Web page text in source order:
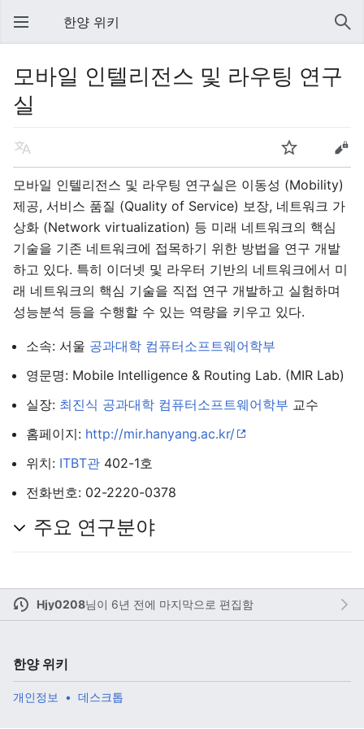
주 메뉴 열기
한양 위키
모바일 인텔리전스 및 라우팅 연구
실
모바일 인텔리전스 및 라우팅 연구실은 이동성 (Mobility)
제공, 서비스 품질 (Quality of Service) 보장, 네트워크 가
상화 (Network virtualization) 등 미래 네트워크의 핵심
기술을 기존 네트워크에 접목하기 위한 방법을 연구 개발
하고 있다. 특히 이더넷 및 라우터 기반의 네트워크에서 미
래 네트워크의 핵심 기술을 직접 연구 개발하고 실험하며
성능분석 등을 수행할 수 있는 역량을 키우고 있다.
소속: 서울 공과대학 컴퓨터소프트웨어학부
영문명: Mobile Intelligence & Routing Lab. (MIR Lab)
실장: 최진식 공과대학 컴퓨터소프트웨어학부 교수
홈페이지: http://mir.hanyang.ac.kr/
위치: ITBT관 402-1호
전화번호: 02-2220-0378
주요 연구분야
Hjy0208님이 6년 전에 마지막으로 편집함
한양 위키
개인정보 데스크톱